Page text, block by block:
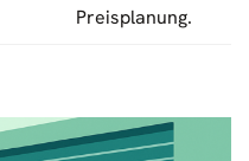
Preisplanung.